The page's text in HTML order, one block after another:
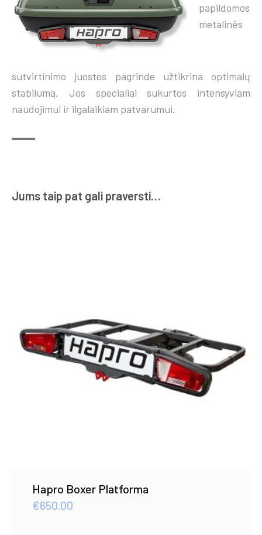
papildomos
metalinės
sutvirtinimo juostos pagrinde užtikrina optimalų
stabilumą. Jos specialiai sukurtos intensyviam
naudojimui ir ilgalaikiam patvarumui.
Jums taip pat gali praversti…
Hapro Boxer Platforma
€650.00